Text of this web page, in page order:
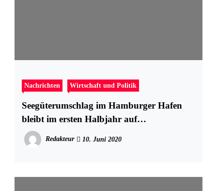
Nachrichten Wirtschaft und Politik
Seegüterumschlag im Hamburger Hafen
bleibt im ersten Halbjahr auf
Vorjahresniveau
Redakteur 10. Juni 2020